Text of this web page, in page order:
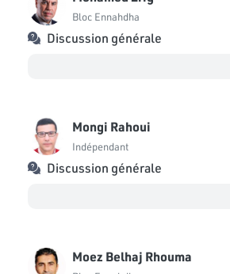
Bloc Ennahdha
Discussion générale
Mongi Rahoui
Indépendant
Discussion générale
Moez Belhaj Rhouma